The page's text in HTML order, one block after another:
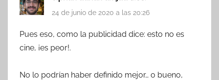
24 de junio de 2020 a las 20:26
Pues eso, como la publicidad dice: esto no es
cine, ¡es peor!.
No lo podrían haber definido mejor… o bueno,